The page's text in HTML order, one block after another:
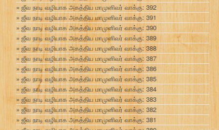
ஜீவ நாடி வழியாக அகத்திய மாமுனிவர் வாக்கு: 392
ஜீவ நாடி வழியாக அகத்திய மாமுனிவர் வாக்கு: 391
ஜீவ நாடி வழியாக அகத்திய மாமுனிவர் வாக்கு: 390
ஜீவ நாடி வழியாக அகத்திய மாமுனிவர் வாக்கு: 389
ஜீவ நாடி வழியாக அகத்திய மாமுனிவர் வாக்கு: 388
ஜீவ நாடி வழியாக அகத்திய மாமுனிவர் வாக்கு: 387
ஜீவ நாடி வழியாக அகத்திய மாமுனிவர் வாக்கு: 386
ஜீவ நாடி வழியாக அகத்திய மாமுனிவர் வாக்கு: 385
ஜீவ நாடி வழியாக அகத்திய மாமுனிவர் வாக்கு: 384
ஜீவ நாடி வழியாக அகத்திய மாமுனிவர் வாக்கு: 383
ஜீவ நாடி வழியாக அகத்திய மாமுனிவர் வாக்கு: 382
ஜீவ நாடி வழியாக அகத்திய மாமுனிவர் வாக்கு: 381